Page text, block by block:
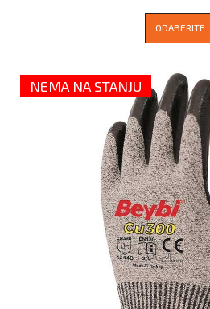
ODABERITE
NEMA NA STANJU